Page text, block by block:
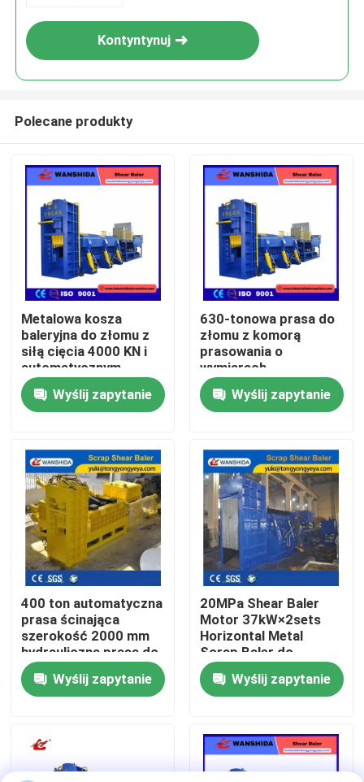
Do domu
Produkty
O nas
Wycieczka po fabryce
Kontrola jakości
Skontaktuj się z nami
Nowości
Sprawy
Prasa przemysłowa
Kontyntynuj
Polecane produkty
Metalowa kosza
baleryjna do złomu z
siłą cięcia 4000 KN i
automatycznym
systemem
operacyjnym PLC
Wyślij zapytanie
630-tonowa prasa do
złomu z komorą
prasowania o
wymiarach
5000x1750x950 mm
do recyklingu złomu
stalowego i
piecowego
Wyślij zapytanie
400 ton automatyczna
prasa ścinająca
szerokość 2000 mm
hydrauliczna prasa do
belowania
Wyślij zapytanie
20MPa Shear Baler
Motor 37kW×2sets
Horizontal Metal
Scrap Baler do
recyklingu ciężkiego
złomuWyślij zapytanie